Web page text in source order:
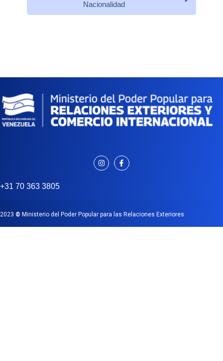
Nacionalidad
+31 70 363 3805
2023 © Ministerio del Poder Popular para las Relaciones Exteriores